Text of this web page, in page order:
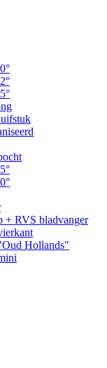
+ RVS bladvanger
Hollands"